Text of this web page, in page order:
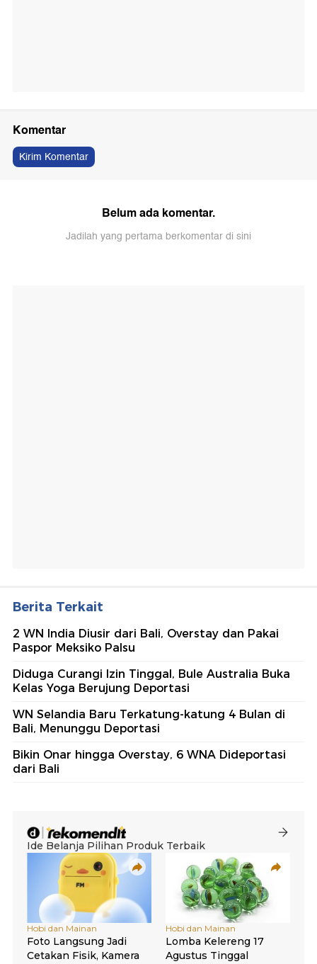
Komentar
Kirim Komentar
Belum ada komentar.
Jadilah yang pertama berkomentar di sini
Berita Terkait
2 WN India Diusir dari Bali, Overstay dan Pakai
Paspor Meksiko Palsu
Diduga Curangi Izin Tinggal, Bule Australia Buka
Kelas Yoga Berujung Deportasi
WN Selandia Baru Terkatung-katung 4 Bulan di
Bali, Menunggu Deportasi
Bikin Onar hingga Overstay, 6 WNA Dideportasi
dari Bali